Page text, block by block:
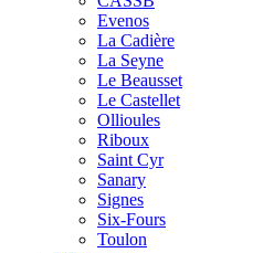
Evenos
La Cadière
La Seyne
Le Beausset
Le Castellet
Ollioules
Riboux
Saint Cyr
Sanary
Signes
Six-Fours
Toulon